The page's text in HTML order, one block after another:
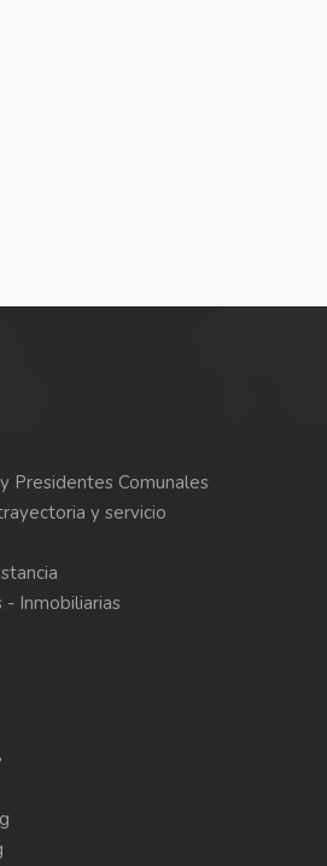
Presidentes Comunales
y servicio
Inmobiliarias